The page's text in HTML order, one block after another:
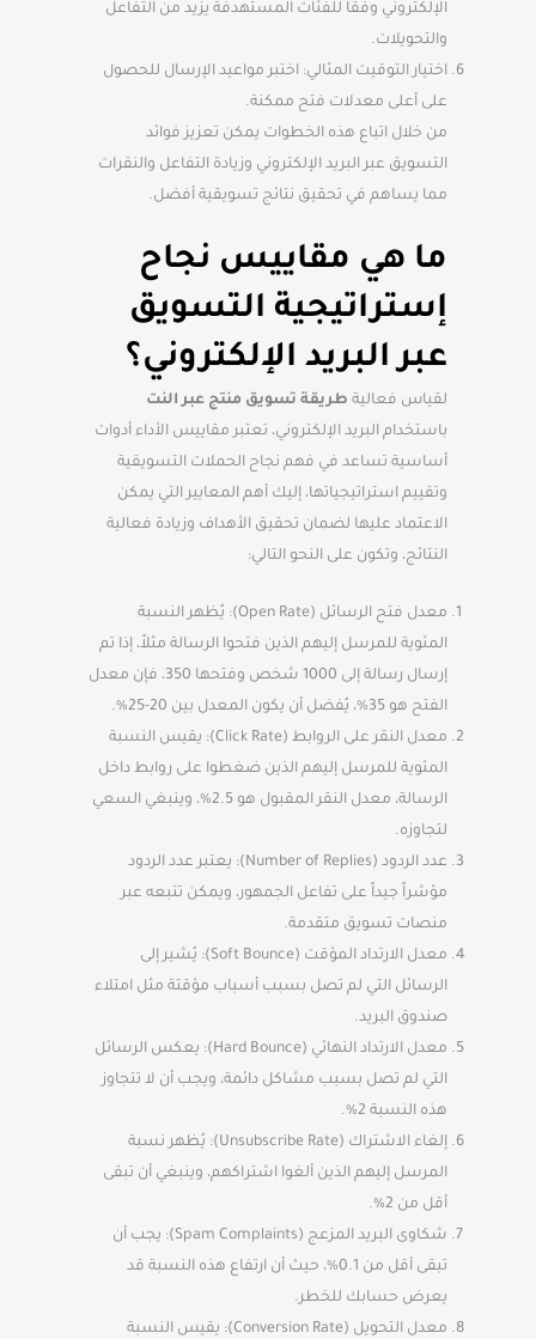
الإلكتروني وفقاً للفئات المستهدفة يزيد من التفاعل
والتحويلات.
اختيار التوقيت المثالي: اختبر مواعيد الإرسال للحصول
على أعلى معدلات فتح ممكنة.
من خلال اتباع هذه الخطوات يمكن تعزيز فوائد
التسويق عبر البريد الإلكتروني وزيادة التفاعل والنقرات
مما يساهم في تحقيق نتائج تسويقية أفضل.
ما هي مقاييس نجاح
إستراتيجية التسويق
عبر البريد الإلكتروني؟
لقياس فعالية طريقة تسويق منتج عبر النت
باستخدام البريد الإلكتروني، تعتبر مقاييس الأداء أدوات
أساسية تساعد في فهم نجاح الحملات التسويقية
وتقييم استراتيجياتها، إليك أهم المعايير التي يمكن
الاعتماد عليها لضمان تحقيق الأهداف وزيادة فعالية
النتائج، وتكون على النحو التالي:
معدل فتح الرسائل (Open Rate): يُظهر النسبة
المئوية للمرسل إليهم الذين فتحوا الرسالة مثلاً، إذا تم
إرسال رسالة إلى 1000 شخص وفتحها 350، فإن معدل
الفتح هو 35%، يُفضل أن يكون المعدل بين 20-25%.
معدل النقر على الروابط (Click Rate): يقيس النسبة
المئوية للمرسل إليهم الذين ضغطوا على روابط داخل
الرسالة، معدل النقر المقبول هو 2.5%، وينبغي السعي
لتجاوزه.
عدد الردود (Number of Replies): يعتبر عدد الردود
مؤشراً جيداً على تفاعل الجمهور، ويمكن تتبعه عبر
منصات تسويق متقدمة.
معدل الارتداد المؤقت (Soft Bounce): يُشير إلى
الرسائل التي لم تصل بسبب أسباب مؤقتة مثل امتلاء
صندوق البريد.
معدل الارتداد النهائي (Hard Bounce): يعكس الرسائل
التي لم تصل بسبب مشاكل دائمة، ويجب أن لا تتجاوز
هذه النسبة 2%.
إلغاء الاشتراك (Unsubscribe Rate): يُظهر نسبة
المرسل إليهم الذين ألغوا اشتراكهم، وينبغي أن تبقى
أقل من 2%.
شكاوى البريد المزعج (Spam Complaints): يجب أن
تبقى أقل من 0.1%، حيث أن ارتفاع هذه النسبة قد
يعرض حسابك للخطر.
معدل التحويل (Conversion Rate): يقيس النسبة